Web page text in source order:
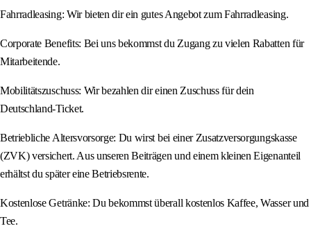
Fahrradleasing: Wir bieten dir ein gutes Angebot zum Fahrradleasing.
Corporate Benefits: Bei uns bekommst du Zugang zu vielen Rabatten für
Mitarbeitende.
Mobilitätszuschuss: Wir bezahlen dir einen Zuschuss für dein
Deutschland-Ticket.
Betriebliche Altersvorsorge: Du wirst bei einer Zusatzversorgungskasse
(ZVK) versichert. Aus unseren Beiträgen und einem kleinen Eigenanteil
erhältst du später eine Betriebsrente.
Kostenlose Getränke: Du bekommst überall kostenlos Kaffee, Wasser und
Tee.